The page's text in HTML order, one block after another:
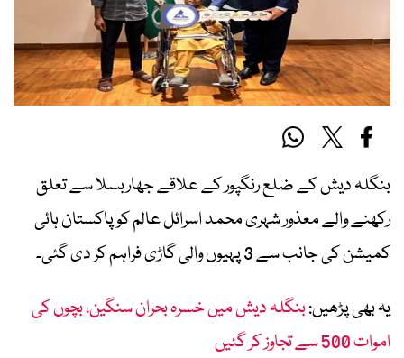
بنگلہ دیش کے ضلع رنگپور کے علاقے جھاربسلا سے تعلق
رکھنے والے معذور شہری محمد اسرائل عالم کو پاکستان ہائی
کمیشن کی جانب سے 3 پہیوں والی گاڑی فراہم کر دی گئی۔
یہ بھی پڑھیں:بنگلہ دیش میں خسرہ بحران سنگین، بچوں کی
اموات 500 سے تجاوز کر گئیں